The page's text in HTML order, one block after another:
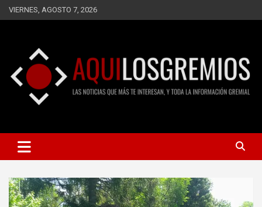
Saltar
al
VIERNES, AGOSTO 7, 2026
AQUÍ LOS GREMIOS
INFORMACIÓN GREMIAL